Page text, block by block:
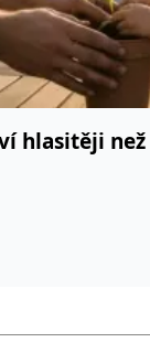
hlasitěji než